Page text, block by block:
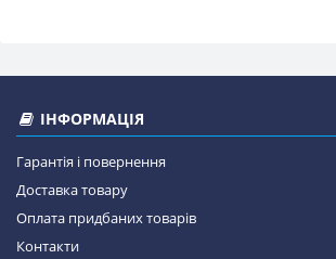
ІНФОРМАЦІЯ
Гарантія і повернення
Доставка товару
Оплата придбаних товарів
Контакти